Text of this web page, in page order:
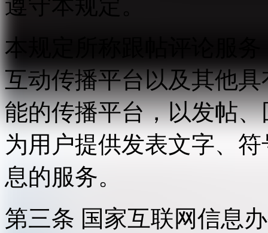
遵守本规定。
本规定所称跟帖评论服
互动传播平台以及其他
能的传播平台，以发帖
为用户提供发表文字、
息的服务。
第三条 国家互联网信息